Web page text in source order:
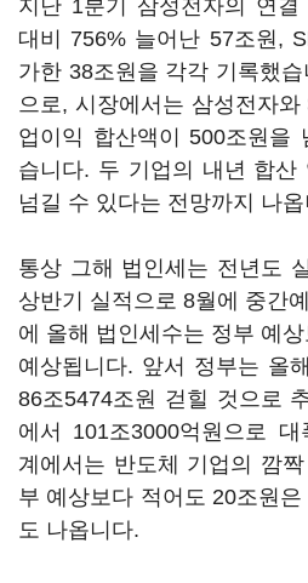
지난 1분기 삼성전자의 연결
대비 756% 늘어난 57조원,
가한 38조원을 각각 기록했
으로, 시장에서는 삼성전자
업이익 합산액이 500조원을
습니다. 두 기업의 내년 합산
넘길 수 있다는 전망까지 나
통상 그해 법인세는 전년도
상반기 실적으로 8월에 중간
에 올해 법인세수는 정부 예
예상됩니다. 앞서 정부는 올
86조5474조원 걷힐 것으로
에서 101조3000억원으로
계에서는 반도체 기업의 깜
부 예상보다 적어도 20조원
도 나옵니다.